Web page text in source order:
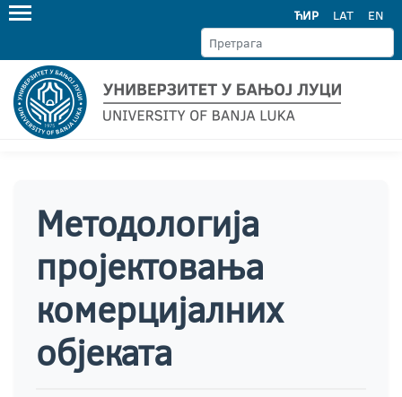
ЋИР LAT EN
Методологија
пројектовања
комерцијалних
објеката